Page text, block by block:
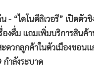
ชีวิต
- “ไดโนดีลิเวอรี” เปิดตัว
องดื่ม แถมเพิ่มบริการสินค้
ดวกลูกค้าในตัวเมืองขอน
กำลังระบาด